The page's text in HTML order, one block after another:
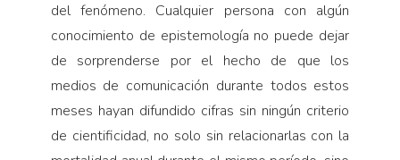
del fenómeno. Cualquier persona con algún
conocimiento de epistemología no puede dejar
de sorprenderse por el hecho de que los
medios de comunicación durante todos estos
meses hayan difundido cifras sin ningún criterio
de cientificidad, no solo sin relacionarlas con la